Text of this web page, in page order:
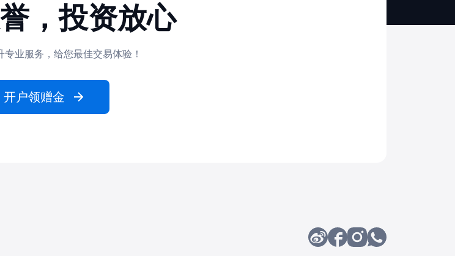
，投资放心
专业服务，给您最佳交易体验！
开户领赠金